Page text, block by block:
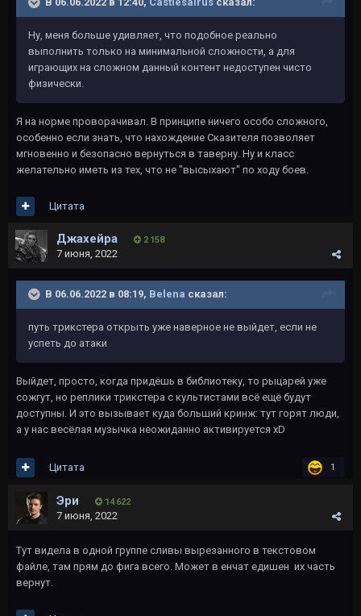
Ну, меня больше удивляет, что подобное реально
выполнить только на минимальной сложности, а для
играющих на сложном данный контент недоступен чисто
физически.
Я на норме проворачивал. В принципе ничего особо сложного,
особенно если знать, что нахождение Сказителя позволяет
мгновенно и безопасно вернуться в таверну. Ну и класс
желательно иметь из тех, что не "высыхают" по ходу боев.
Цитата
Джахейра 2 158
7 июня, 2022
В 06.06.2022 в 08:19, Belena сказал:
путь трикстера открыть уже наверное не выйдет, если не
успеть до атаки
Выйдет, просто, когда придёшь в библиотеку, то рыцарей уже
сожгут, но реплики трикстера с культистами всё ещё будут
доступны. И это вызывает куда больший кринж: тут горят люди,
а у нас весёлая музычка неожиданно активируется xD
1
Цитата
Эри 14 622
7 июня, 2022
Тут видела в одной группе сливы вырезанного в текстовом
файле, там прям до фига всего. Может в енчат едишен их часть
вернут.